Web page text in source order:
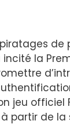
de
la
jeu officiel
à partir de